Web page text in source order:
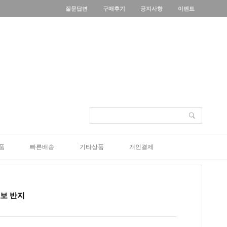
질문답변 구매후기 공지사항 이벤트
빠른배송 기타상품 개인결제
반지